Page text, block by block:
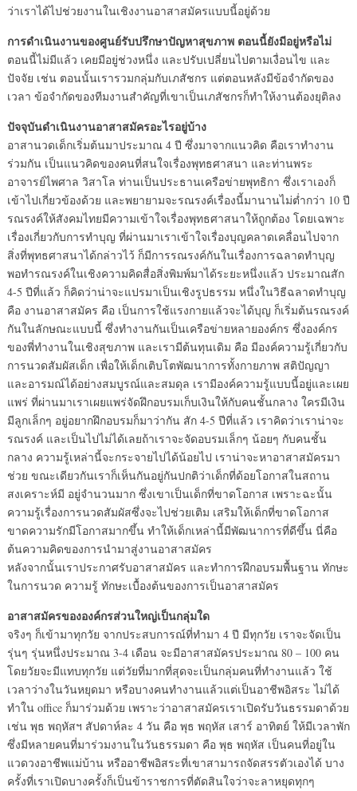
ว่าเราได้ไปช่วยงานในเชิงงานอาสาสมัครแบบนี้อยู่ด้วย
การดำเนินงานของศูนย์รับปรึกษาปัญหาสุขภาพ ตอนนี้ยังมีอยู่หรือไม่
ตอนนี้ไม่มีแล้ว เคยมีอยู่ช่วงหนึ่ง และปรับเปลี่ยนไปตามเงื่อนไข และ
ปัจจัย เช่น ตอนนั้นเรารวมกลุ่มกับเภสัชกร แต่ตอนหลังมีข้อจำกัดของ
เวลา ข้อจำกัดของทีมงานสำคัญที่เขาเป็นเภสัชกรก็ทำให้งานต้องยุติลง
ปัจจุบันดำเนินงานอาสาสมัครอะไรอยู่บ้าง
อาสานวดเด็กเริ่มต้นมาประมาณ 4 ปี ซึ่งมาจากแนวคิด คือเราทำงาน
ร่วมกัน เป็นแนวคิดของคนที่สนใจเรื่องพุทธศาสนา และท่านพระ
อาจารย์ไพศาล วิสาโล ท่านเป็นประธานเครือข่ายพุทธิกา ซึ่งเราเองก็
เข้าไปเกี่ยวข้องด้วย และพยายามจะรณรงค์เรื่องนี้มานานไม่ต่ำกว่า 10 ปี
รณรงค์ให้สังคมไทยมีความเข้าใจเรื่องพุทธศาสนาให้ถูกต้อง โดยเฉพาะ
เรื่องเกี่ยวกับการทำบุญ ที่ผ่านมาเราเข้าใจเรื่องบุญคลาดเคลื่อนไปจาก
สิ่งที่พุทธศาสนาได้กล่าวไว้ ก็มีการรณรงค์กันในเรื่องการฉลาดทำบุญ
พอทำรณรงค์ในเชิงความคิดสื่อสิ่งพิมพ์มาได้ระยะหนึ่งแล้ว ประมาณสัก
4-5 ปีที่แล้ว ก็คิดว่าน่าจะแปรมาเป็นเชิงรูปธรรม หนึ่งในวิธีฉลาดทำบุญ
คือ งานอาสาสมัคร คือ เป็นการใช้แรงกายแล้วจะได้บุญ ก็เริ่มต้นรณรงค์
กันในลักษณะแบบนี้ ซึ่งทำงานกันเป็นเครือข่ายหลายองค์กร ซึ่งองค์กร
ของพี่ทำงานในเชิงสุขภาพ และเรามีต้นทุนเดิม คือ มีองค์ความรู้เกี่ยวกับ
การนวดสัมผัสเด็ก เพื่อให้เด็กเติบโตพัฒนาการทั้งกายภาพ สติปัญญา
และอารมณ์ได้อย่างสมบูรณ์และสมดุล เรามีองค์ความรู้แบบนี้อยู่และเผย
แพร่ ที่ผ่านมาเราเผยแพร่จัดฝึกอบรมเก็บเงินให้กับคนชั้นกลาง ใครมีเงิน
มีลูกเล็กๆ อยู่อยากฝึกอบรมก็มาว่ากัน สัก 4-5 ปีที่แล้ว เราคิดว่าเราน่าจะ
รณรงค์ และเป็นไปไม่ได้เลยถ้าเราจะจัดอบรมเล็กๆ น้อยๆ กับคนชั้น
กลาง ความรู้เหล่านี้จะกระจายไปได้น้อยไป เราน่าจะหาอาสาสมัครมา
ช่วย ขณะเดียวกันเราก็เห็นกันอยู่กันปกติว่าเด็กที่ด้อยโอกาสในสถาน
สงเคราะห์มี อยู่จำนวนมาก ซึ่งเขาเป็นเด็กที่ขาดโอกาส เพราะฉะนั้น
ความรู้เรื่องการนวดสัมผัสซึ่งจะไปช่วยเติม เสริมให้เด็กที่ขาดโอกาส
ขาดความรักมีโอกาสมากขึ้น ทำให้เด็กเหล่านี้มีพัฒนาการที่ดีขึ้น นี่คือ
ต้นความคิดของการนำมาสู่งานอาสาสมัคร
หลังจากนั้นเราประกาศรับอาสาสมัคร และทำการฝึกอบรมพื้นฐาน ทักษะ
ในการนวด ความรู้ ทักษะเบื้องต้นของการเป็นอาสาสมัคร
อาสาสมัครขององค์กรส่วนใหญ่เป็นกลุ่มใด
จริงๆ ก็เข้ามาทุกวัย จากประสบการณ์ที่ทำมา 4 ปี มีทุกวัย เราจะจัดเป็น
รุ่นๆ รุ่นหนึ่งประมาณ 3-4 เดือน จะมีอาสาสมัครประมาณ 80 – 100 คน
โดยวัยจะมีแทบทุกวัย แต่วัยที่มากที่สุดจะเป็นกลุ่มคนที่ทำงานแล้ว ใช้
เวลาว่างในวันหยุดมา หรือบางคนทำงานแล้วแต่เป็นอาชีพอิสระ ไม่ได้
ทำใน office ก็มาร่วมด้วย เพราะว่าอาสาสมัครเราเปิดรับวันธรรมดาด้วย
เช่น พุธ พฤหัสฯ สัปดาห์ละ 4 วัน คือ พุธ พฤหัส เสาร์ อาทิตย์ ให้มีเวลาพัก
ซึ่งมีหลายคนที่มาร่วมงานในวันธรรมดา คือ พุธ พฤหัส เป็นคนที่อยู่ใน
แวดวงอาชีพแม่บ้าน หรืออาชีพอิสระที่เขาสามารถจัดสรรตัวเองได้ บาง
ครั้งที่เราเปิดบางครั้งก็เป็นข้าราชการที่ตัดสินใจว่าจะลาหยุดทุกๆ